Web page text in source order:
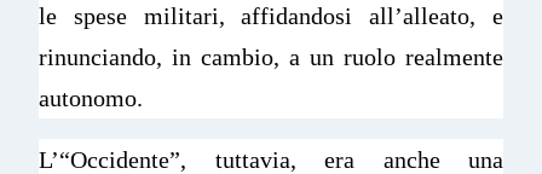
le spese militari, affidandosi all’alleato, e
rinunciando, in cambio, a un ruolo realmente
autonomo.
L’“Occidente”, tuttavia, era anche una